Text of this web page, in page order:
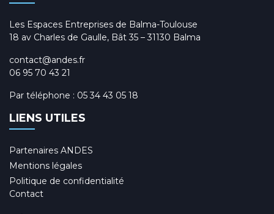
Les Espaces Entreprises de Balma-Toulouse
18 av Charles de Gaulle, Bât 35 – 31130 Balma
contact@andes.fr
06 95 70 43 21
Par téléphone : 05 34 43 05 18
LIENS UTILES
Partenaires ANDES
Mentions légales
Politique de confidentialité
Contact